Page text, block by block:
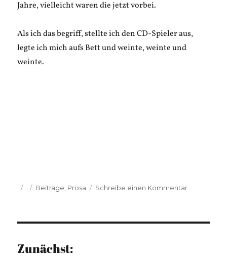
Jahre, vielleicht waren die jetzt vorbei.
Als ich das begriff, stellte ich den CD-Spieler aus,
legte ich mich aufs Bett und weinte, weinte und
weinte.
Veröffentlicht
Kategorien
Beiträge Prosa Schreibe einen Kommentarzu
Zunächst: